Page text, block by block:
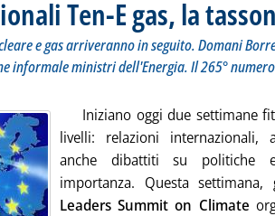
Ten-E gas, la
e gas arriveranno in seguito. Domani
informale ministri dell'Energia. Il 265°
Iniziano oggi due settimane
livelli: relazioni internazionali,
anche dibattiti su politiche
importanza. Questa
Leaders Summit on Climate